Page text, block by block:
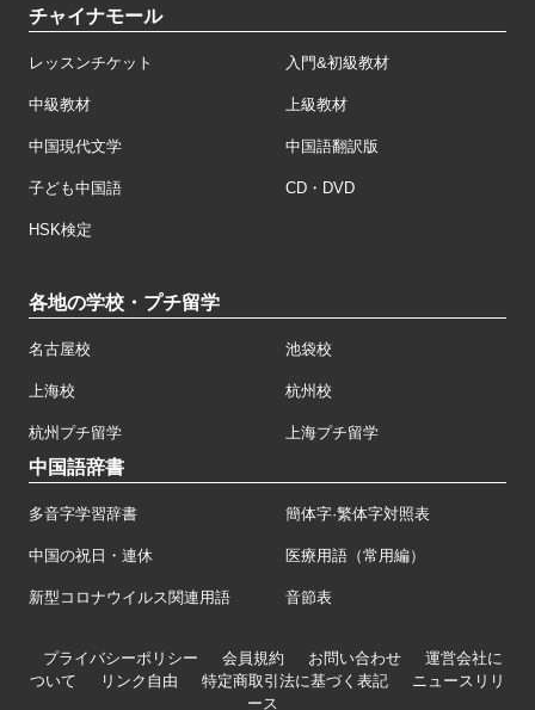
チャイナモール
レッスンチケット 入門&初級教材
中級教材 上級教材
中国現代文学 中国語翻訳版
子ども中国語 CD・DVD
HSK検定
各地の学校・プチ留学
名古屋校 池袋校
上海校 杭州校
杭州プチ留学 上海プチ留学
中国語辞書
多音字学習辞書 簡体字·繁体字対照表
中国の祝日・連休 医療用語（常用編）
新型コロナウイルス関連用語 音節表
プライバシーポリシー 会員規約 お問い合わせ
運営会社に
ついて
リンク自由 特定商取引法に基づく表記
ニュースリリ
ース